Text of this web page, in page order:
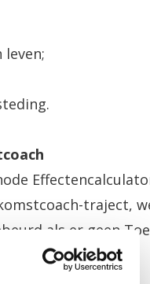
traject,
als er geen